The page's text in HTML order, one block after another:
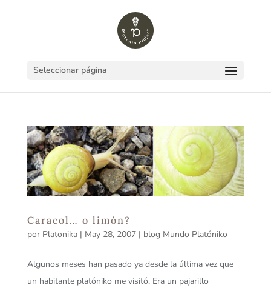
Seleccionar página
Caracol… o limón?
por Platonika| May 28, 2007| blog Mundo Platóniko
Algunos meses han pasado ya desde la última vez que
un habitante platóniko me visitó. Era un pajarillo